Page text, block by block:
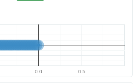
0.0 0.5